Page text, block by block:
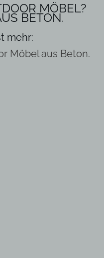
MÖBEL?
BETON.
mehr:
Möbel aus Beton.